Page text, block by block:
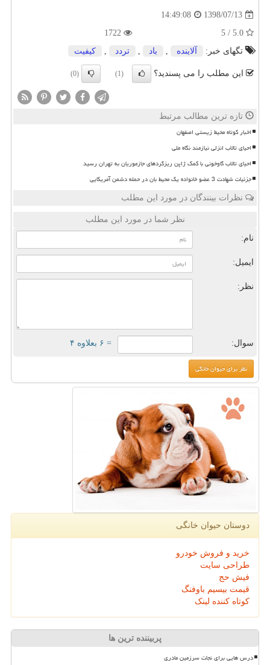
1398/07/13
14:49:08
تگهای خبر:
آلاینده , باد , تردد , كیفیت
این مطلب را می پسندید؟ (1)
(0)
تازه ترین مطالب مرتبط
اخبار کوتاه محیط زیستی اصفهان
احیای تالاب انزلی نیازمند نگاه ملی
احیای تالاب گاوخونی با کمک ژاپن ریزگردهای جازموریان به تهران رسید
جزئیات شهادت 3 عضو خانواده یک محیط بان در حمله دشمن آمریکایی
نظرات بینندگان در مورد این مطلب
نظر شما در مورد این مطلب
نام:
ایمیل:
نظر:
سوال: = ۶ بعلاوه ۴
دوستان حیوان خانگی
خرید و فروش خودرو
طراحی سایت
فیش حج
قیمت بیسیم باوفنگ
کوتاه کننده لینک
پربیننده ترین ها
درس هایی برای نجات سرزمین مادری